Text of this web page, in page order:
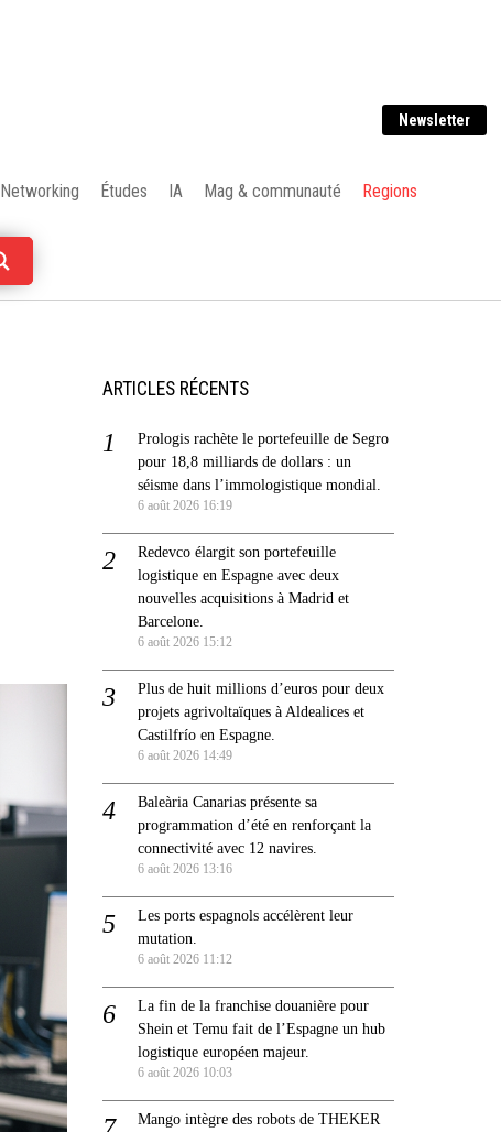
Newsletter
Networking Études IA Mag & communauté Regions
ARTICLES RÉCENTS
Prologis rachète le portefeuille de Segro
pour 18,8 milliards de dollars : un
séisme dans l’immologistique mondial.
6 août 2026 16:19
Redevco élargit son portefeuille
logistique en Espagne avec deux
nouvelles acquisitions à Madrid et
Barcelone.
6 août 2026 15:12
Plus de huit millions d’euros pour deux
projets agrivoltaïques à Aldealices et
Castilfrío en Espagne.
6 août 2026 14:49
Baleària Canarias présente sa
programmation d’été en renforçant la
connectivité avec 12 navires.
6 août 2026 13:16
Les ports espagnols accélèrent leur
mutation.
6 août 2026 11:12
La fin de la franchise douanière pour
Shein et Temu fait de l’Espagne un hub
logistique européen majeur.
6 août 2026 10:03
Mango intègre des robots de THEKER